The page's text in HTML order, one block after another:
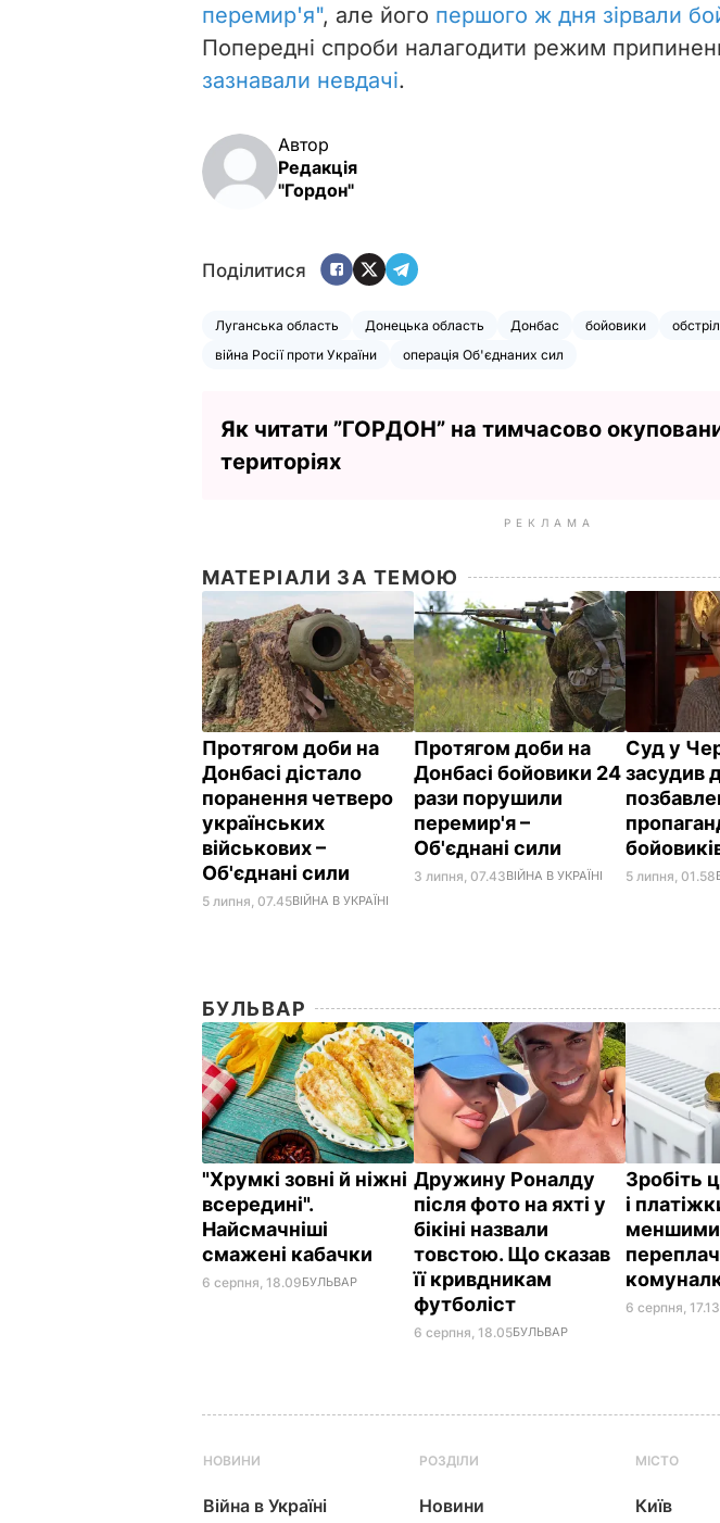
перемир'я", але його першого ж дня зірвали
Попередні спроби налагодити режим
зазнавали невдачі.
Автор
Редакція
"Гордон"
Поділитися
Луганська область Донецька область Донбас бойовики
війна Росії проти України
операція Об'єднаних сил
Як читати ”ГОРДОН” на тимчасово
територіях
РЕКЛАМА
МАТЕРІАЛИ ЗА ТЕМОЮ
Протягом доби на
Донбасі дістало
поранення четверо
українських
військових –
Об'єднані сили
5 липня, 07.45ВІЙНА В УКРАЇНІ
Протягом доби на
Донбасі бойовики 24
рази порушили
перемир'я –
Об'єднані сили
3 липня, 07.43ВІЙНА В УКРАЇНІ
Суд у
засудив
5 липня, 01.58
БУЛЬВАР
"Хрумкі зовні й ніжні
всередині".
Найсмачніші
смажені кабачки
6 серпня, 18.09БУЛЬВАР
Дружину Роналду
після фото на яхті у
бікіні назвали
товстою. Що сказав
її кривдникам
футболіст
6 серпня, 18.05БУЛЬВАР
Зробіть
і
6 серпня, 17.13
НОВИНИ
Війна в Україні
РОЗДІЛИ
Новини
МІСТО
Київ